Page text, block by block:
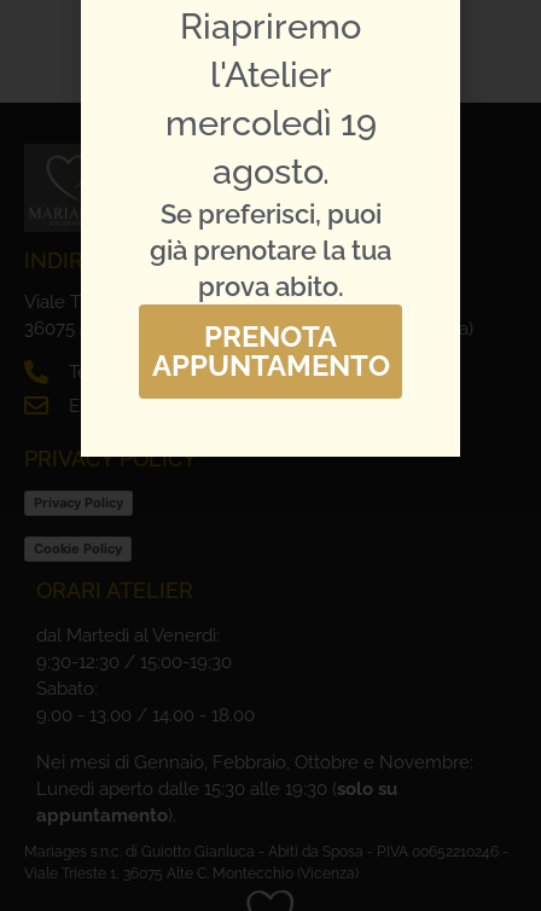
CONDIVIDILO:
INDIRIZZO E CONTATTI
Viale Trieste, 1
36075 Alte Ceccato di Montecchio Maggiore (Vicenza)
Tel. 0444 698321
Email: info@mariages.it
PRIVACY POLICY
Privacy Policy
Cookie Policy
ORARI ATELIER
dal Martedì al Venerdì:
9:30-12:30 / 15:00-19:30
Sabato:
9.00 - 13.00 / 14.00 - 18.00
Nei mesi di Gennaio, Febbraio, Ottobre e Novembre:
Lunedì aperto dalle 15:30 alle 19:30 (solo su
appuntamento).
Mariages s.n.c. di Guiotto Gianluca - Abiti da Sposa - P.IVA 00652210246 -
Viale Trieste 1, 36075 Alte C. Montecchio (Vicenza)
Riapriremo
l'Atelier
mercoledì 19
agosto.
Se preferisci, puoi
già prenotare la tua
prova abito.
PRENOTA
APPUNTAMENTO